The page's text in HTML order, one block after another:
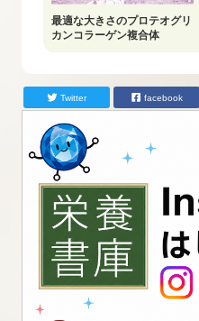
最適な大きさのプロテオグリ
カンコラーゲン複合体
Twitter facebook